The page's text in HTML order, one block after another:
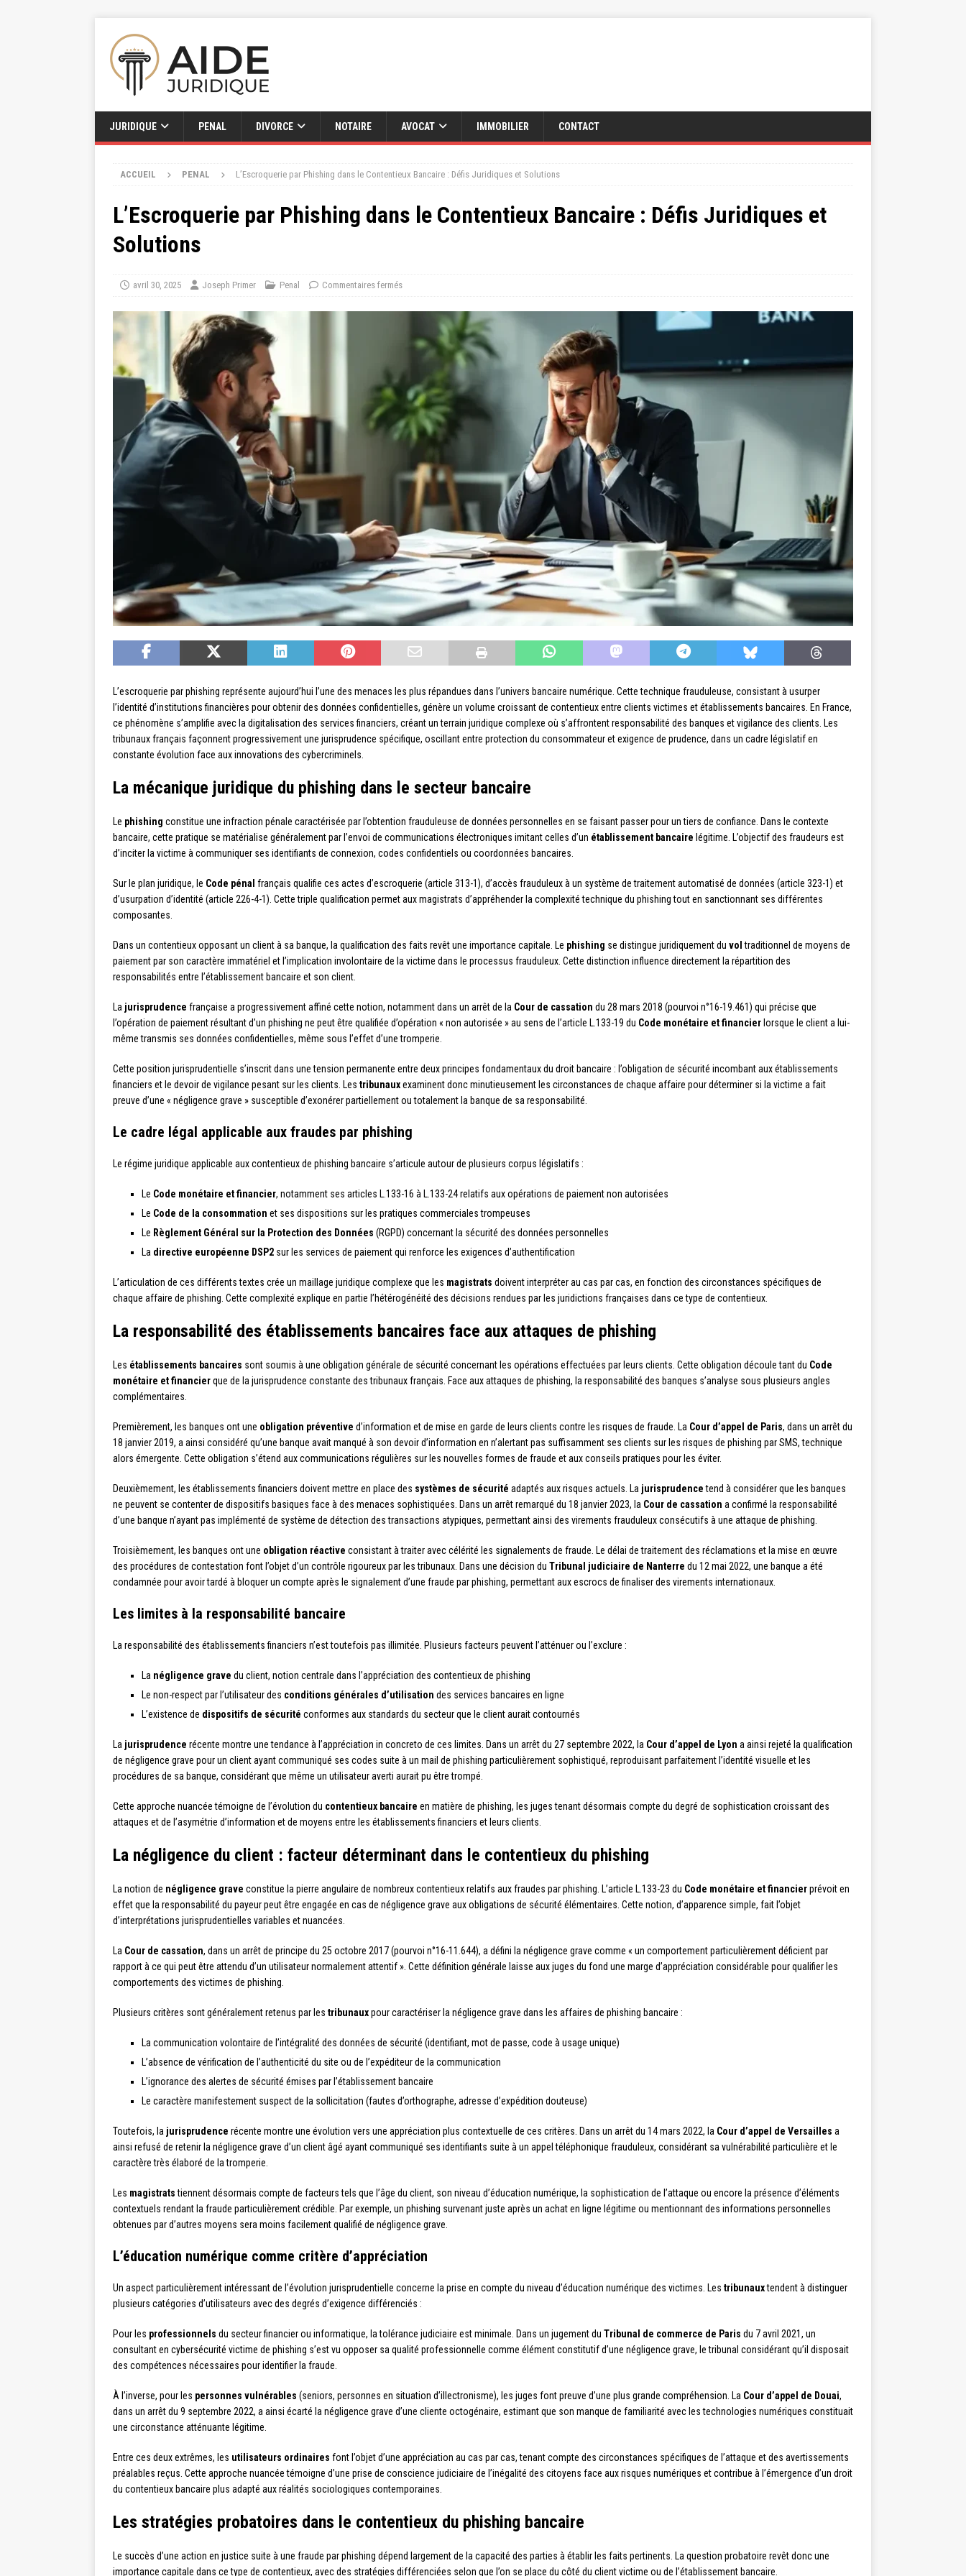
JURIDIQUE PENAL DIVORCE NOTAIRE AVOCAT IMMOBILIER CONTACT
ACCUEIL PENAL L’Escroquerie par Phishing dans le Contentieux Bancaire : Défis Juridiques et Solutions
L’Escroquerie par Phishing dans le Contentieux Bancaire : Défis Juridiques et
Solutions
avril 30, 2025 Joseph Primer Penal Commentaires fermés
L’escroquerie par phishing représente aujourd’hui l’une des menaces les plus répandues dans l’univers bancaire numérique. Cette technique frauduleuse, consistant à usurper
l’identité d’institutions financières pour obtenir des données confidentielles, génère un volume croissant de contentieux entre clients victimes et établissements bancaires. En France,
ce phénomène s’amplifie avec la digitalisation des services financiers, créant un terrain juridique complexe où s’affrontent responsabilité des banques et vigilance des clients. Les
tribunaux français façonnent progressivement une jurisprudence spécifique, oscillant entre protection du consommateur et exigence de prudence, dans un cadre législatif en
constante évolution face aux innovations des cybercriminels.
La mécanique juridique du phishing dans le secteur bancaire
Le phishing constitue une infraction pénale caractérisée par l’obtention frauduleuse de données personnelles en se faisant passer pour un tiers de confiance. Dans le contexte
bancaire, cette pratique se matérialise généralement par l’envoi de communications électroniques imitant celles d’un établissement bancaire légitime. L’objectif des fraudeurs est
d’inciter la victime à communiquer ses identifiants de connexion, codes confidentiels ou coordonnées bancaires.
Sur le plan juridique, le Code pénal français qualifie ces actes d’escroquerie (article 313-1), d’accès frauduleux à un système de traitement automatisé de données (article 323-1) et
d’usurpation d’identité (article 226-4-1). Cette triple qualification permet aux magistrats d’appréhender la complexité technique du phishing tout en sanctionnant ses différentes
composantes.
Dans un contentieux opposant un client à sa banque, la qualification des faits revêt une importance capitale. Le phishing se distingue juridiquement du vol traditionnel de moyens de
paiement par son caractère immatériel et l’implication involontaire de la victime dans le processus frauduleux. Cette distinction influence directement la répartition des
responsabilités entre l’établissement bancaire et son client.
La jurisprudence française a progressivement affiné cette notion, notamment dans un arrêt de la Cour de cassation du 28 mars 2018 (pourvoi n°16-19.461) qui précise que
l’opération de paiement résultant d’un phishing ne peut être qualifiée d’opération « non autorisée » au sens de l’article L.133-19 du Code monétaire et financier lorsque le client a lui-
même transmis ses données confidentielles, même sous l’effet d’une tromperie.
Cette position jurisprudentielle s’inscrit dans une tension permanente entre deux principes fondamentaux du droit bancaire : l’obligation de sécurité incombant aux établissements
financiers et le devoir de vigilance pesant sur les clients. Les tribunauxexaminent donc minutieusement les circonstances de chaque affaire pour déterminer si la victime a fait
preuve d’une « négligence grave » susceptible d’exonérer partiellement ou totalement la banque de sa responsabilité.
Le cadre légal applicable aux fraudes par phishing
Le régime juridique applicable aux contentieux de phishing bancaire s’articule autour de plusieurs corpus législatifs :
Le Code monétaire et financier, notamment ses articles L.133-16 à L.133-24 relatifs aux opérations de paiement non autorisées
Le Code de la consommation et ses dispositions sur les pratiques commerciales trompeuses
Le Règlement Général sur la Protection des Données (RGPD) concernant la sécurité des données personnelles
La directive européenne DSP2 sur les services de paiement qui renforce les exigences d’authentification
L’articulation de ces différents textes crée un maillage juridique complexe que les magistrats doivent interpréter au cas par cas, en fonction des circonstances spécifiques de
chaque affaire de phishing. Cette complexité explique en partie l’hétérogénéité des décisions rendues par les juridictions françaises dans ce type de contentieux.
La responsabilité des établissements bancaires face aux attaques de phishing
Les établissements bancaires sont soumis à une obligation générale de sécurité concernant les opérations effectuées par leurs clients. Cette obligation découle tant du Code
monétaire et financierque de la jurisprudence constante des tribunaux français. Face aux attaques de phishing, la responsabilité des banques s’analyse sous plusieurs angles
complémentaires.
Premièrement, les banques ont une obligation préventive d’information et de mise en garde de leurs clients contre les risques de fraude. La Cour d’appel de Paris, dans un arrêt du
18 janvier 2019, a ainsi considéré qu’une banque avait manqué à son devoir d’information en n’alertant pas suffisamment ses clients sur les risques de phishing par SMS, technique
alors émergente. Cette obligation s’étend aux communications régulières sur les nouvelles formes de fraude et aux conseils pratiques pour les éviter.
Deuxièmement, les établissements financiers doivent mettre en place des systèmes de sécurité adaptés aux risques actuels. La jurisprudencetend à considérer que les banques
ne peuvent se contenter de dispositifs basiques face à des menaces sophistiquées. Dans un arrêt remarqué du 18 janvier 2023, la Cour de cassation a confirmé la responsabilité
d’une banque n’ayant pas implémenté de système de détection des transactions atypiques, permettant ainsi des virements frauduleux consécutifs à une attaque de phishing.
Troisièmement, les banques ont une obligation réactive consistant à traiter avec célérité les signalements de fraude. Le délai de traitement des réclamations et la mise en œuvre
des procédures de contestation font l’objet d’un contrôle rigoureux par les tribunaux. Dans une décision du Tribunal judiciaire de Nanterre du 12 mai 2022, une banque a été
condamnée pour avoir tardé à bloquer un compte après le signalement d’une fraude par phishing, permettant aux escrocs de finaliser des virements internationaux.
Les limites à la responsabilité bancaire
La responsabilité des établissements financiers n’est toutefois pas illimitée. Plusieurs facteurs peuvent l’atténuer ou l’exclure :
La négligence grave du client, notion centrale dans l’appréciation des contentieux de phishing
Le non-respect par l’utilisateur des conditions générales d’utilisation des services bancaires en ligne
L’existence de dispositifs de sécurité conformes aux standards du secteur que le client aurait contournés
La jurisprudence récente montre une tendance à l’appréciation in concreto de ces limites. Dans un arrêt du 27 septembre 2022, la Cour d’appel de Lyon a ainsi rejeté la qualification
de négligence grave pour un client ayant communiqué ses codes suite à un mail de phishing particulièrement sophistiqué, reproduisant parfaitement l’identité visuelle et les
procédures de sa banque, considérant que même un utilisateur averti aurait pu être trompé.
Cette approche nuancée témoigne de l’évolution du contentieux bancaire en matière de phishing, les juges tenant désormais compte du degré de sophistication croissant des
attaques et de l’asymétrie d’information et de moyens entre les établissements financiers et leurs clients.
La négligence du client : facteur déterminant dans le contentieux du phishing
La notion de négligence grave constitue la pierre angulaire de nombreux contentieux relatifs aux fraudes par phishing. L’article L.133-23 du Code monétaire et financierprévoit en
effet que la responsabilité du payeur peut être engagée en cas de négligence grave aux obligations de sécurité élémentaires. Cette notion, d’apparence simple, fait l’objet
d’interprétations jurisprudentielles variables et nuancées.
La Cour de cassation, dans un arrêt de principe du 25 octobre 2017 (pourvoi n°16-11.644), a défini la négligence grave comme « un comportement particulièrement déficient par
rapport à ce qui peut être attendu d’un utilisateur normalement attentif ». Cette définition générale laisse aux juges du fond une marge d’appréciation considérable pour qualifier les
comportements des victimes de phishing.
Plusieurs critères sont généralement retenus par les tribunauxpour caractériser la négligence grave dans les affaires de phishing bancaire :
La communication volontaire de l’intégralité des données de sécurité (identifiant, mot de passe, code à usage unique)
L’absence de vérification de l’authenticité du site ou de l’expéditeur de la communication
L’ignorance des alertes de sécurité émises par l’établissement bancaire
Le caractère manifestement suspect de la sollicitation (fautes d’orthographe, adresse d’expédition douteuse)
Toutefois, la jurisprudence récente montre une évolution vers une appréciation plus contextuelle de ces critères. Dans un arrêt du 14 mars 2022, la Cour d’appel de Versailles a
ainsi refusé de retenir la négligence grave d’un client âgé ayant communiqué ses identifiants suite à un appel téléphonique frauduleux, considérant sa vulnérabilité particulière et le
caractère très élaboré de la tromperie.
Les magistratstiennent désormais compte de facteurs tels que l’âge du client, son niveau d’éducation numérique, la sophistication de l’attaque ou encore la présence d’éléments
contextuels rendant la fraude particulièrement crédible. Par exemple, un phishing survenant juste après un achat en ligne légitime ou mentionnant des informations personnelles
obtenues par d’autres moyens sera moins facilement qualifié de négligence grave.
L’éducation numérique comme critère d’appréciation
Un aspect particulièrement intéressant de l’évolution jurisprudentielle concerne la prise en compte du niveau d’éducation numérique des victimes. Les tribunauxtendent à distinguer
plusieurs catégories d’utilisateurs avec des degrés d’exigence différenciés :
Pour les professionnels du secteur financier ou informatique, la tolérance judiciaire est minimale. Dans un jugement du Tribunal de commerce de Paris du 7 avril 2021, un
consultant en cybersécurité victime de phishing s’est vu opposer sa qualité professionnelle comme élément constitutif d’une négligence grave, le tribunal considérant qu’il disposait
des compétences nécessaires pour identifier la fraude.
À l’inverse, pour les personnes vulnérables (seniors, personnes en situation d’illectronisme), les juges font preuve d’une plus grande compréhension. La Cour d’appel de Douai,
dans un arrêt du 9 septembre 2022, a ainsi écarté la négligence grave d’une cliente octogénaire, estimant que son manque de familiarité avec les technologies numériques constituait
une circonstance atténuante légitime.
Entre ces deux extrêmes, les utilisateurs ordinaires font l’objet d’une appréciation au cas par cas, tenant compte des circonstances spécifiques de l’attaque et des avertissements
préalables reçus. Cette approche nuancée témoigne d’une prise de conscience judiciaire de l’inégalité des citoyens face aux risques numériques et contribue à l’émergence d’un droit
du contentieux bancaire plus adapté aux réalités sociologiques contemporaines.
Les stratégies probatoires dans le contentieux du phishing bancaire
Le succès d’une action en justice suite à une fraude par phishing dépend largement de la capacité des parties à établir les faits pertinents. La question probatoire revêt donc une
importance capitale dans ce type de contentieux, avec des stratégies différenciées selon que l’on se place du côté du client victime ou de l’établissement bancaire.